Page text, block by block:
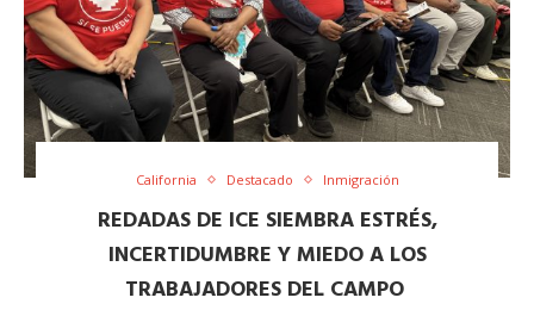
California Destacado Inmigración
​REDADAS DE ICE SIEMBRA ESTRÉS,
INCERTIDUMBRE Y MIEDO A LOS
TRABAJADORES DEL CAMPO